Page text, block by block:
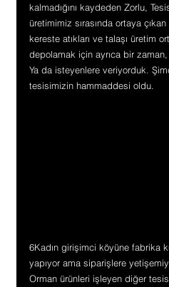
kalmadığını kaydeden Zorlu,
üretimimiz sırasında ortaya
kereste atıkları ve talaşı üretim
depolamak için ayrıca bir
Ya da isteyenlere veriyorduk.
tesisimizin hammaddesi oldu.
6Kadın girişimci köyüne fabrika
yapıyor ama siparişlere
Orman ürünleri işleyen diğer